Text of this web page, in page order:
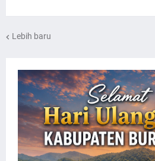
Lebih baru